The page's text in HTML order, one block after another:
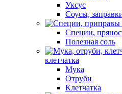
Уксус
Соусы,
Специи,
Полезная соль
клетчатка
Мука
Отруби
Клетчатка